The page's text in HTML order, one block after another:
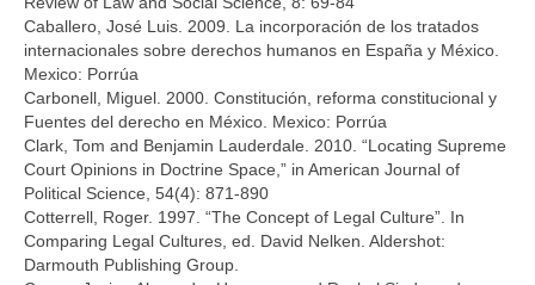
Caballero, José Luis. 2009. La incorporación de los tratados
internacionales sobre derechos humanos en España y México.
Mexico: Porrúa
Carbonell, Miguel. 2000. Constitución, reforma constitucional y
Fuentes del derecho en México. Mexico: Porrúa
Clark, Tom and Benjamin Lauderdale. 2010. “Locating Supreme
Court Opinions in Doctrine Space,” in American Journal of
Political Science, 54(4): 871-890
Cotterrell, Roger. 1997. “The Concept of Legal Culture”. In
Comparing Legal Cultures, ed. David Nelken. Aldershot:
Darmouth Publishing Group.